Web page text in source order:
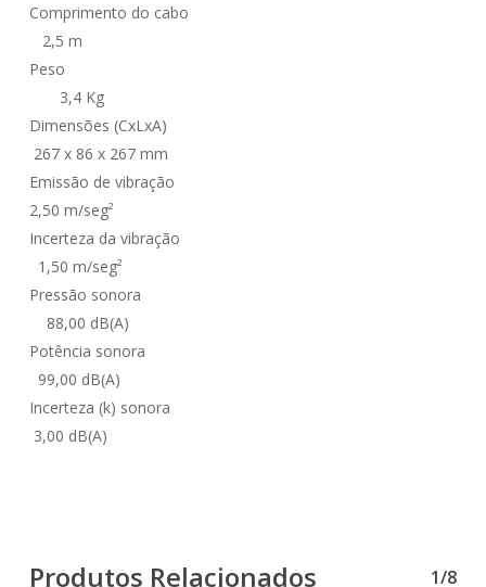
Comprimento do cabo
2,5 m
Peso
3,4 Kg
Dimensões (CxLxA)
267 x 86 x 267 mm
Emissão de vibração
2,50 m/seg²
Incerteza da vibração
1,50 m/seg²
Pressão sonora
88,00 dB(A)
Potência sonora
99,00 dB(A)
Incerteza (k) sonora
3,00 dB(A)
Produtos Relacionados 1/8